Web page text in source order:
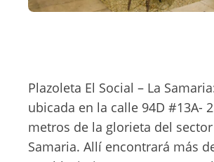
Plazoleta El Social – La
ubicada en la calle 94D #13A-
metros de la glorieta del sector
Samaria. Allí encontrará más